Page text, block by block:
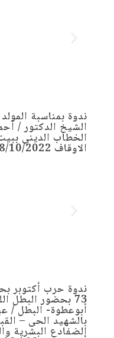
ندوة بمناسبة
الشيخ الدكتور /
الخطاب الدينى
الاوقاف 18/10/2022 وحضر الندوة 350 طالب
ندوة حرب أكتوبر
73 بحضور البطل
أبوعطوة- البطل /
بالشهيد الحى –
الضفادع البشرية